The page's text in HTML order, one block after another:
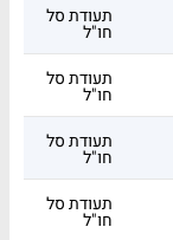
תעודת סל
חו"ל
תעודת סל
חו"ל
תעודת סל
חו"ל
תעודת סל
חו"ל